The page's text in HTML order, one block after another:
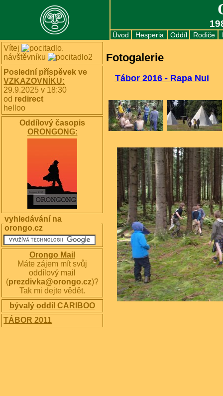
Úvod Hesperia Oddíl Rodiče
Vítej
.
návštěvníku
Poslední příspěvek ve
VZKAZOVNÍKU:
29.9.2025 v 18:30
od redirect
helloo
Oddílový časopis
ORONGONG:
vyhledávání na
orongo.cz
Orongo Mail
Máte zájem mít svůj
oddílový mail
(prezdivka@orongo.cz)?
Tak mi dejte vědět.
bývalý oddíl CARIBOO
TÁBOR 2011
Fotogalerie
Tábor 2016 - Rapa Nui